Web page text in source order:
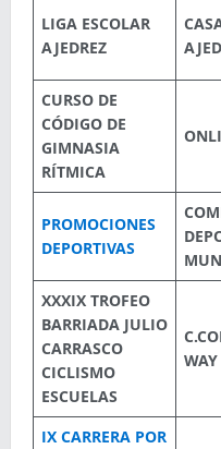
LIGA ESCOLAR
AJEDREZ
CURSO DE
CÓDIGO DE
GIMNASIA
RÍTMICA
PROMOCIONES
DEPORTIVAS
XXXIX TROFEO
BARRIADA JULIO
CARRASCO
CICLISMO
ESCUELAS
WAY
IX CARRERA POR